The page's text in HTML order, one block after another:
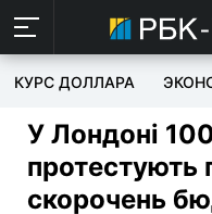
КУРС ДОЛЛАРА
У Лондоні
протестують
скорочень